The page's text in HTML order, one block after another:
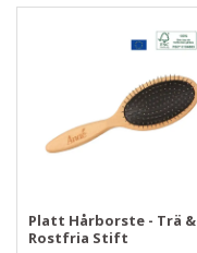
Platt Hårborste - Trä &
Rostfria Stift